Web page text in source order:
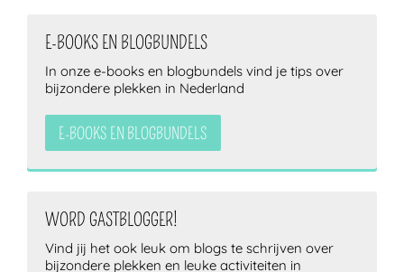
E-BOOKS EN BLOGBUNDELS
In onze e-books en blogbundels vind je tips over
bijzondere plekken in Nederland
E-BOOKS EN BLOGBUNDELS
WORD GASTBLOGGER!
Vind jij het ook leuk om blogs te schrijven over
bijzondere plekken en leuke activiteiten in